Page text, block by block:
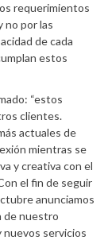
requerimientos
no por las
de cada
estos
“estos
clientes.
actuales de
mientras se
y creativa con el
el fin de seguir
anunciamos
de nuestro
nuevos servicios